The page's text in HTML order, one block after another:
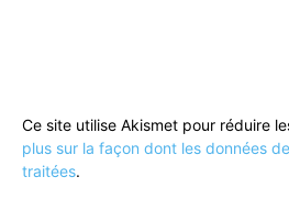
Ce site utilise Akismet pour réduire
plus sur la façon dont les données
traitées.